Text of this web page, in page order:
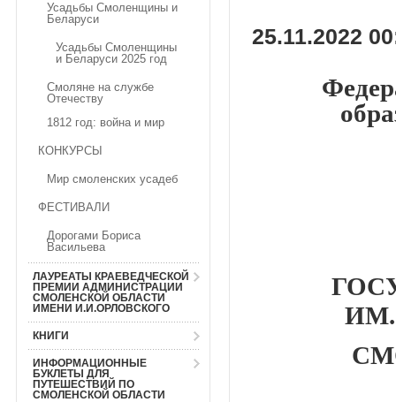
Усадьбы Смоленщины и
Беларуси
Усадьбы Смоленщины
и Беларуси 2025 год
Смоляне на службе
Отечеству
1812 год: война и мир
КОНКУРСЫ
Мир смоленских усадеб
ФЕСТИВАЛИ
Дорогами Бориса
Васильева
ЛАУРЕАТЫ КРАЕВЕДЧЕСКОЙ
ПРЕМИИ АДМИНИСТРАЦИИ
СМОЛЕНСКОЙ ОБЛАСТИ
ИМЕНИ И.И.ОРЛОВСКОГО
КНИГИ
ИНФОРМАЦИОННЫЕ
БУКЛЕТЫ ДЛЯ
ПУТЕШЕСТВИЙ ПО
СМОЛЕНСКОЙ ОБЛАСТИ
25.11.2022
ИМ.